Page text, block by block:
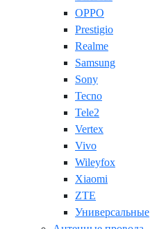
OPPO
Prestigio
Realme
Samsung
Sony
Tecno
Tele2
Vertex
Vivo
Wileyfox
Xiaomi
ZTE
Универсальные